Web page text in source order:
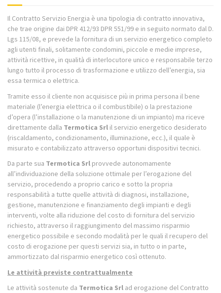
Il Contratto Servizio Energia è una tipologia di contratto innovativa,
che trae origine dai DPR 412/93 DPR 551/99 e in seguito normato dal D.
Lgs 115/08, e prevede la fornitura di un servizio energetico completo
agli utenti finali, solitamente condomini, piccole e medie imprese,
attività ricettive, in qualità di interlocutore unico e responsabile terzo
lungo tutto il processo di trasformazione e utilizzo dell’energia, sia
essa termica o elettrica.
Tramite esso il cliente non acquisisce più in prima persona il bene
materiale (l’energia elettrica o il combustibile) o la prestazione
d’opera (l’installazione o la manutenzione di un impianto) ma riceve
direttamente dalla Termotica Srl il servizio energetico desiderato
(riscaldamento, condizionamento, illuminazione, ecc.), il quale è
misurato e contabilizzato attraverso opportuni dispositivi tecnici.
Da parte sua Termotica Srl provvede autonomamente
all’individuazione della soluzione ottimale per l’erogazione del
servizio, procedendo a proprio carico e sotto la propria
responsabilità a tutte quelle attività di diagnosi, installazione,
gestione, manutenzione e finanziamento degli impianti e degli
interventi, volte alla riduzione del costo di fornitura del servizio
richiesto, attraverso il raggiungimento del massimo risparmio
energetico possibile e secondo modalità per le quali il recupero del
costo di erogazione per questi servizi sia, in tutto o in parte,
ammortizzato dal risparmio energetico così ottenuto.
Le attività previste contrattualmente
Le attività sostenute da Termotica Srl ad erogazione del Contratto